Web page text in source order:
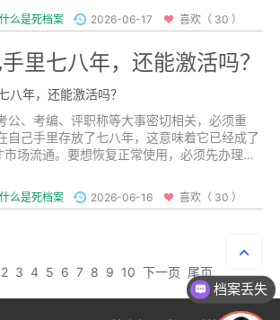
么是死档案 2026-06-17 喜欢（ 30 ）
里七八年，还能激活吗？
、考编、评职称等大事密切相关，必须重
自己手里存放了七八年，这意味着它已经成了
市场流通。要想恢复正常使用，必须先办理档
么是死档案 2026-06-16 喜欢（ 30 ）
2 3 4 5 6 7 8 9 10 下一页 尾页
档案丢失